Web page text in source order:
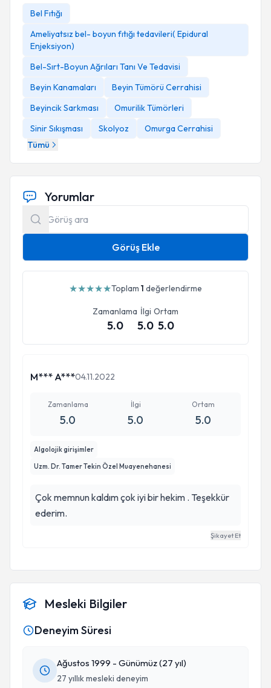
2014
Lomber Dejeneratif Skolyoz Kursu, İstanbul 2017
Bel Fıtığı
Ameliyatsız bel- boyun fıtığı tedavileri( Epidural
Enjeksiyon)
Bel-Sırt-Boyun Ağrıları Tanı Ve Tedavisi
Beyin Kanamaları
Beyin Tümörü Cerrahisi
Beyincik Sarkması
Omurilik Tümörleri
Sinir Sıkışması
Skolyoz
Omurga Cerrahisi
Tümü
Yorumlar
Görüş Ekle
★★★★★Toplam 1 değerlendirme
Zamanlama
5.0
İlgi
5.0
Ortam
5.0
M*** A***04.11.2022
Zamanlama
5.0
İlgi
5.0
Ortam
5.0
Algolojik girişimler
Uzm. Dr. Tamer Tekin Özel Muayenehanesi
Çok memnun kaldım çok iyi bir hekim . Teşekkür
ederim.
Şikayet Et
Mesleki Bilgiler
Deneyim Süresi
Ağustos 1999 - Günümüz (27 yıl)
27 yıllık mesleki deneyim